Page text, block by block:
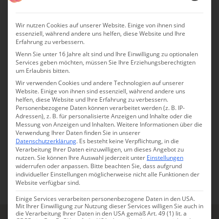
Collis Hill
Stilvolle Chalets in Osttirol mit
Freiraum, Naturverbundenheit &
Bergpanorama
Der Partnerbetrieb des Nationalparks Hohe Tauern in
Kals am Großglockner schenkt Freiheit, Natur und
Begegnungen – auch mit sich selbst.
TIROL FERIENWOHNUNGEN & CHALETS
URLAUB IN DEN BERGEN
URLAUB MIT HUND
Wir nutzen Cookies auf unserer Website. Einige von ihnen sind
essenziell, während andere uns helfen, diese Website und Ihre
Erfahrung zu verbessern.
Wenn Sie unter 16 Jahre alt sind und Ihre Einwilligung zu optionalen
Services geben möchten, müssen Sie Ihre Erziehungsberechtigten
um Erlaubnis bitten.
Wir verwenden Cookies und andere Technologien auf unserer
Website. Einige von ihnen sind essenziell, während andere uns
helfen, diese Website und Ihre Erfahrung zu verbessern.
Personenbezogene Daten können verarbeitet werden (z. B. IP-
Adressen), z. B. für personalisierte Anzeigen und Inhalte oder die
Messung von Anzeigen und Inhalten.Weitere Informationen über die
Verwendung Ihrer Daten finden Sie in unserer
Datenschutzerklärung. Es besteht keine Verpflichtung, in die
Verarbeitung Ihrer Daten einzuwilligen, um dieses Angebot zu
nutzen.Sie können Ihre Auswahl jederzeit unter Einstellungen
widerrufen oder anpassen. Bitte beachten Sie, dass aufgrund
individueller Einstellungen möglicherweise nicht alle Funktionen der
Website verfügbar sind.
Einige Services verarbeiten personenbezogene Daten in den USA.
Mit Ihrer Einwilligung zur Nutzung dieser Services willigen Sie auch in
die Verarbeitung Ihrer Daten in den USA gemäß Art. 49 (1) lit. a